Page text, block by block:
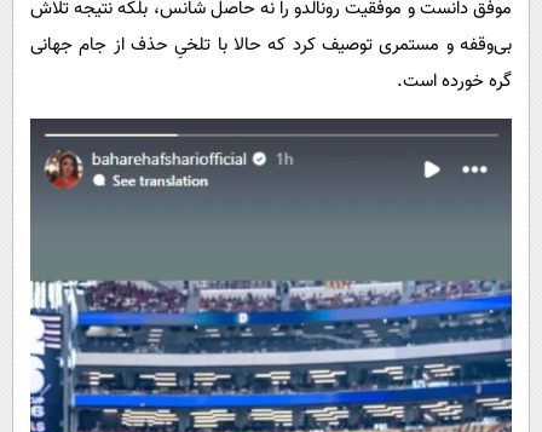
موفق دانست و موفقیت رونالدو را نه حاصل شانس، بلکه نتیجه تلاش
بی‌وقفه و مستمری توصیف کرد که حالا با تلخیِ حذف از جام جهانی
گره خورده است.